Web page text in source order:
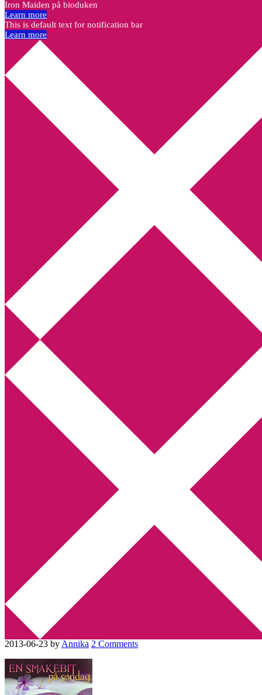
Annikas litteratur- och kulturblogg
Deckare, kriminalromaner, thrillers
Hem
Boktolva
Författarfemman
Kontakt
Webbshop Amazon
Utskriftscentralen
Min tv-blogg
You are here:Home En smakebit på söndag
En smakebit på
söndag – De första tolv av Justin Cronin
En smakebit på söndag – De
första tolv av Justin Cronin
2013-06-23 by Annika 2 Comments
Iron Maiden på bioduken
Learn more
This is default text for notification bar
Learn more